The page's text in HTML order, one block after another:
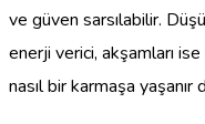
ve güven sarsılabilir.
enerji verici, akşamları
nasıl bir karmaşa yaşanır